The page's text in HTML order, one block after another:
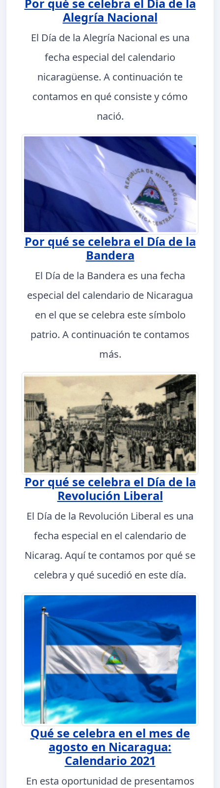
Por qué se celebra el Día de la
Alegría Nacional
El Día de la Alegría Nacional es una
fecha especial del calendario
nicaragüense. A continuación te
contamos en qué consiste y cómo
nació.
Por qué se celebra el Día de la
Bandera
El Día de la Bandera es una fecha
especial del calendario de Nicaragua
en el que se celebra este símbolo
patrio. A continuación te contamos
más.
Por qué se celebra el Día de la
Revolución Liberal
El Día de la Revolución Liberal es una
fecha especial en el calendario de
Nicarag. Aquí te contamos por qué se
celebra y qué sucedió en este día.
Qué se celebra en el mes de
agosto en Nicaragua:
Calendario 2021
En esta oportunidad de presentamos